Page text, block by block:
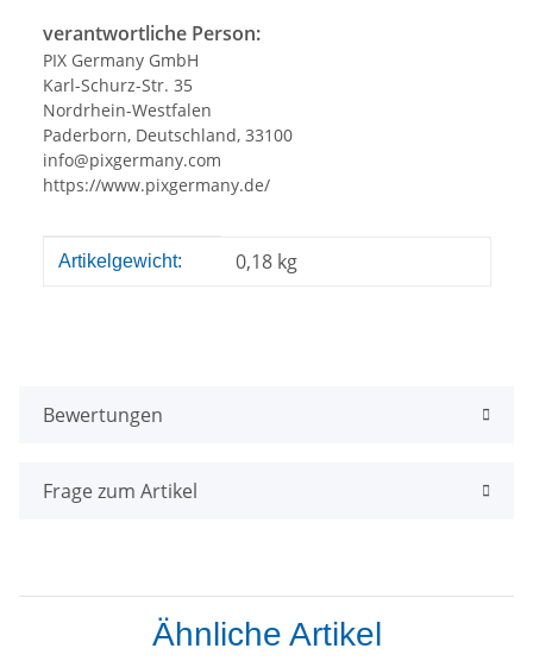
verantwortliche Person:
PIX Germany GmbH
Karl-Schurz-Str. 35
Nordrhein-Westfalen
Paderborn, Deutschland, 33100
info@pixgermany.com
https://www.pixgermany.de/
Produkteigenschaft
Wert
Artikelgewicht: 0,18 kg
Bewertungen
Frage zum Artikel
Ähnliche Artikel